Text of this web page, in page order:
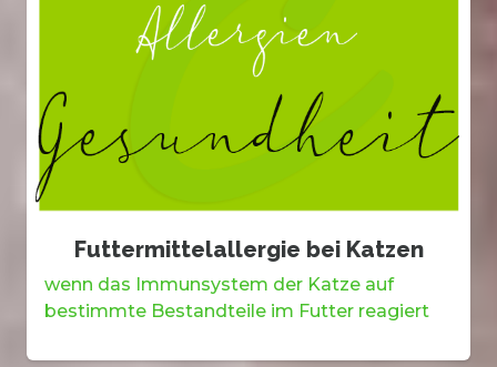
Futtermittelallergie bei Katzen
wenn das Immunsystem der Katze auf
bestimmte Bestandteile im Futter reagiert